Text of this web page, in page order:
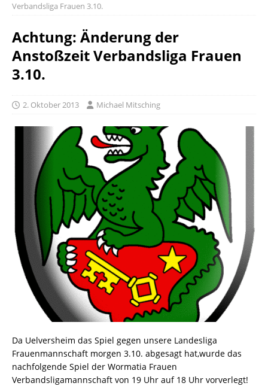
Verbandsliga Frauen 3.10.
Achtung: Änderung der
Anstoßzeit Verbandsliga Frauen
3.10.
2. Oktober 2013 Michael Mitsching
Da Uelversheim das Spiel gegen unsere Landesliga
Frauenmannschaft morgen 3.10. abgesagt hat,wurde das
nachfolgende Spiel der Wormatia Frauen
Verbandsligamannschaft von 19 Uhr auf 18 Uhr vorverlegt!